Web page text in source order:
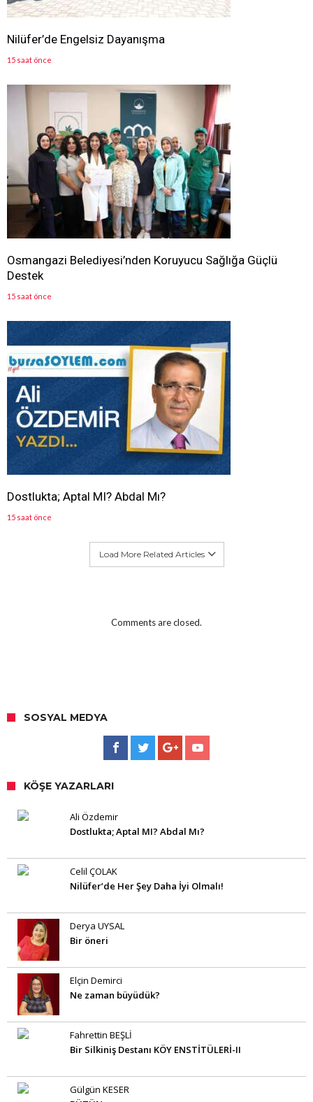
Nilüfer’de Engelsiz Dayanışma
15 saat önce
Osmangazi Belediyesi’nden Koruyucu Sağlığa Güçlü
Destek
15 saat önce
Dostlukta; Aptal MI? Abdal Mı?
15 saat önce
Load More Related Articles
Comments are closed.
SOSYAL MEDYA
KÖŞE YAZARLARI
Ali Özdemir
Dostlukta; Aptal MI? Abdal Mı?
Celil ÇOLAK
Nilüfer’de Her Şey Daha İyi Olmalı!
Derya UYSAL
Bir öneri
Elçin Demirci
Ne zaman büyüdük?
Fahrettin BEŞLİ
Bir Silkiniş Destanı KÖY ENSTİTÜLERİ-II
Gülgün KESER